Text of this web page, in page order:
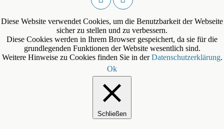
Diese Website verwendet Cookies, um die Benutzbarkeit der Webseite
sicher zu stellen und zu verbessern.
Diese Cookies werden in Ihrem Browser gespeichert, da sie für die
grundlegenden Funktionen der Website wesentlich sind.
Weitere Hinweise zu Cookies finden Sie in derDatenschutzerklärung.
Ok
Schließen